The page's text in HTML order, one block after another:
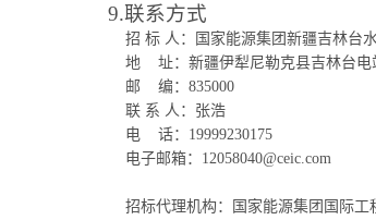
9.联系方式
招 标 人：国家能源集团新疆吉林台
地
址：新疆伊犁尼勒克县吉林台电
邮
编：835000
联 系 人：张浩
电
话：19999230175
电子邮箱：12058040@ceic.com
招标代理机构：国家能源集团国际工